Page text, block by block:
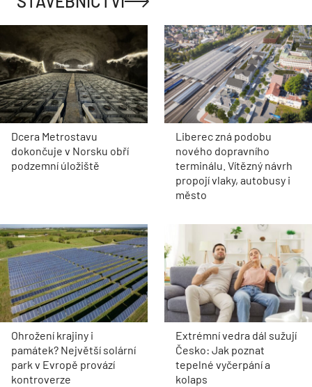
Dcera Metrostavu
dokončuje v Norsku obří
podzemní úložiště
Liberec zná podobu
nového dopravního
terminálu. Vítězný návrh
propojí vlaky, autobusy i
město
Ohrožení krajiny i
památek? Největší solární
park v Evropě provází
kontroverze
Extrémní vedra dál sužují
Česko: Jak poznat
tepelné vyčerpání a
kolaps